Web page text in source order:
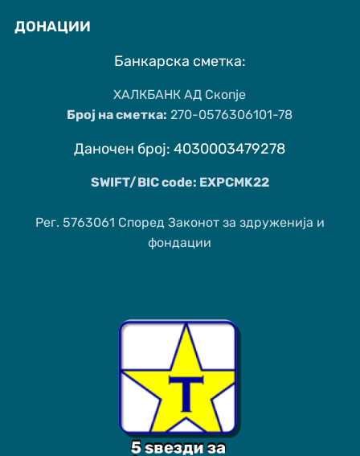
ДОНАЦИИ
Банкарска сметка:
ХАЛКБАНК АД Скопје
Број на сметка: 270-0576306101-78
Даночен број: 4030003479278
SWIFT/BIC code: EXPCMK22
Рег. 5763061 Според Законот за здруженија и
фондации